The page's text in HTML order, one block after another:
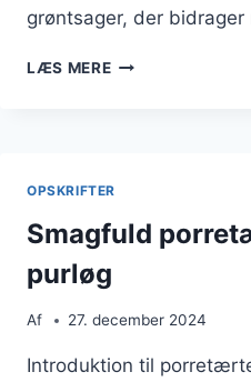
grøntsager, der
LÆS MEREPORRETÆRTE
OPSKRIFTER
Smagfuld
purløg
Af 27. december 2024
Introduktion til